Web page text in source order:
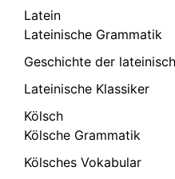
Latein
Lateinische Grammatik
Geschichte der
Lateinische Klassiker
Kölsch
Kölsche Grammatik
Kölsches Vokabular